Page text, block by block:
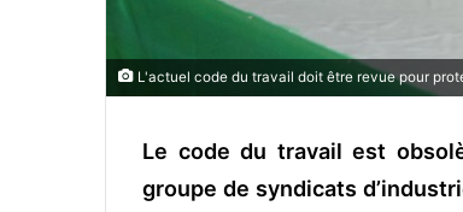
L'actuel code du travail doit être revue pour
Le code du travail est
groupe de syndicats